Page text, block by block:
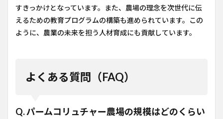
すきっかけとなっています。また、農場の理念を次世代に伝
えるための教育プログラムの構築も進められています。この
ように、農業の未来を担う人材育成にも貢献しています。
よくある質問（FAQ）
Q. パームコリュチャー農場の規模はどのくらい